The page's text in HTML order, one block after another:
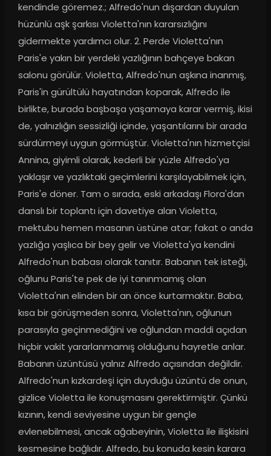
kendinde göremez.; Alfredo'nun dışardan duyulan
hüzünlü aşk şarkısı Violetta'nın kararsızlığını
gidermekte yardımcı olur. 2. Perde Violetta'nın
Paris'e yakın bir yerdeki yazlığının bahçeye bakan
salonu görülür. Violetta, Alfredo'nun aşkına inanmış,
Paris'in gürültülü hayatından koparak, Alfredo ile
birlikte, burada başbaşa yaşamaya karar vermiş, ikisi
de, yalnızlığın sessizliği içinde, yaşantılarını bir arada
sürdürmeyi uygun görmüştür. Violetta'nın hizmetçisi
Annina, giyimli olarak, kederli bir yüzle Alfredo'ya
yaklaşır ve yazlıktaki geçimlerini karşılayabilmek için,
Paris'e döner. Tam o sırada, eski arkadaşı Flora'dan
danslı bir toplantı için davetiye alan Violetta,
mektubu hemen masanın üstüne atar; fakat o anda
yazlığa yaşlıca bir bey gelir ve Violetta'ya kendini
Alfredo'nun babası olarak tanıtır. Babanın tek isteği,
oğlunu Paris'te pek de iyi tanınmamış olan
Violetta'nın elinden bir an önce kurtarmaktır. Baba,
kısa bir görüşmeden sonra, Violetta'nın, oğlunun
parasıyla geçinmediğini ve oğlundan maddi açıdan
hiçbir vakit yararlanmamış olduğunu hayretle anlar.
Babanın üzüntüsü yalnız Alfredo açısından değildir.
Alfredo'nun kızkardeşi için duyduğu üzüntü de onun,
gizlice Violetta ile konuşmasını gerektirmiştir. Çünkü
kızının, kendi seviyesine uygun bir gençle
evlenebilmesi, ancak ağabeyinin, Violetta ile ilişkisini
kesmesine bağlıdır. Alfredo, bu konuda kesin karara